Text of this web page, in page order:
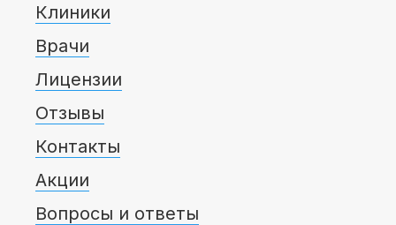
Клиники
Врачи
Лицензии
Отзывы
Контакты
Акции
Вопросы и ответы